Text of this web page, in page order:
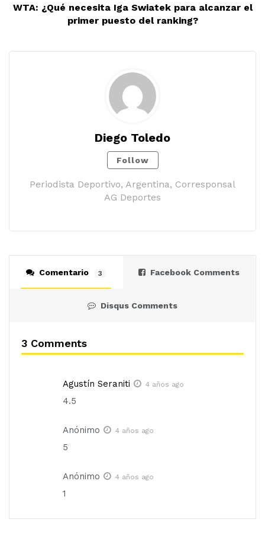
WTA: ¿Qué necesita Iga Swiatek para alcanzar el
primer puesto del ranking?
Diego Toledo
Follow
Periodista Deportivo, Argentina, Corresponsal
AG Deportes
Comentario 3 Facebook Comments
Disqus Comments
3 Comments
Agustín Seraniti 4 años ago
4.5
Anónimo 4 años ago
5
Anónimo 4 años ago
1